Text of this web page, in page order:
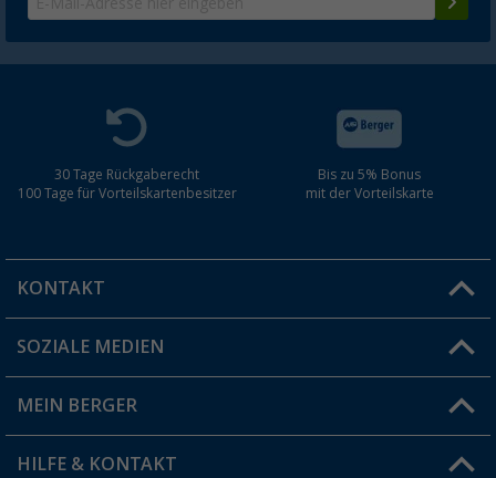
30 Tage Rückgaberecht
100 Tage für Vorteilskartenbesitzer
Bis zu 5% Bonus
mit der Vorteilskarte
KONTAKT
Du hast eine Frage?
Filiale finden
SOZIALE MEDIEN
MEIN BERGER
Vorteilskarte
HILFE & KONTAKT